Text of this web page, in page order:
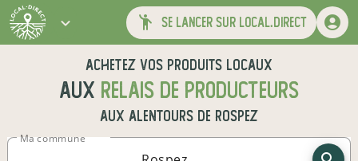
se lancer sur local.direct
Achetez vos produits locaux
aux relais de producteurs
aux alentours de Rospez
Ma commune